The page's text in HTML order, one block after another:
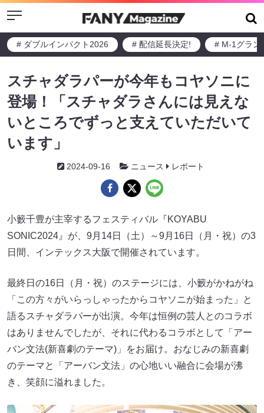
Menu
# ダブルインパクト2026 # 配信延長決定! # M-1グラン
スチャダラパーが今年もコヤソニに
登場！「スチャダラさんには見えな
いところでずっと支えていただいて
います」
2024-09-16 ニュース レポート
小籔千豊が主宰するフェスティバル『KOYABU
SONIC2024』が、9月14日（土）～9月16日（月・祝）の3
日間、インテックス大阪で開催されています。
最終日の16日（月・祝）のステージには、小籔がかねがね
「この方々がいらっしゃったからコヤソニが始まった」と
語るスチャダラパーが出演。今年は恒例の芸人とのコラボ
はありませんでしたが、それに代わるコラボとして「アー
バン文法(新喜劇のテーマ)」をお届け。おなじみの新喜劇
のテーマと「アーバン文法」の心地いい融合に会場が沸
き、笑顔に溢れました。